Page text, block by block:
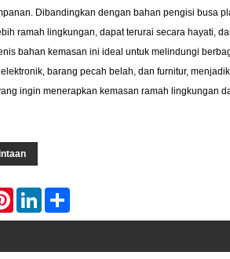
Dibandingkan dengan bahan pengisi busa
ramah lingkungan, dapat terurai secara hayati,
bahan kemasan ini ideal untuk melindungi
barang pecah belah, dan furnitur,
ingin menerapkan kemasan ramah lingkungan
PinterestLinkedIn